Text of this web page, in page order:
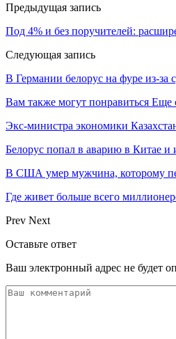
Предыдущая запись
Под 4% и без поручителей:
Следующая запись
В Германии белорус на фуре из-
Вам также могут понравиться Еще
Экс-министра экономики
Белорус попал в аварию в Китае
В США умер мужчина, которому
Где живет больше всего
Prev Next
Оставьте ответ
Ваш электронный адрес не будет